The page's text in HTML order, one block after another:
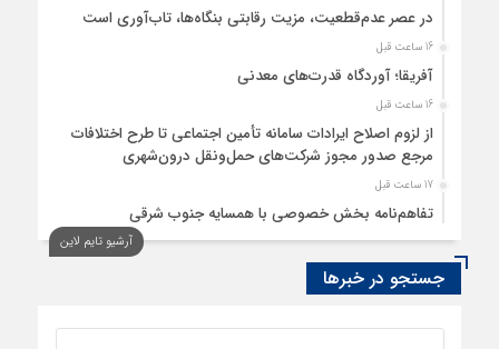
در عصر عدم‌قطعیت، مزیت رقابتی بنگاه‌ها، تاب‌آوری است
16 ساعت قبل
آفریقا؛ آوردگاه قدرت‌های معدنی
16 ساعت قبل
از لزوم اصلاح ایرادات سامانه تأمین اجتماعی تا طرح اختلافات
مرجع صدور مجوز شرکت‌های حمل‌ونقل درون‌شهری
17 ساعت قبل
تفاهم‌نامه بخش خصوصی با همسایه جنوب شرقی
18 ساعت قبل
سود اقتصاد‌ها از هوش مصنوعی
آرشیو تایم لاین
جستجو در خبرها